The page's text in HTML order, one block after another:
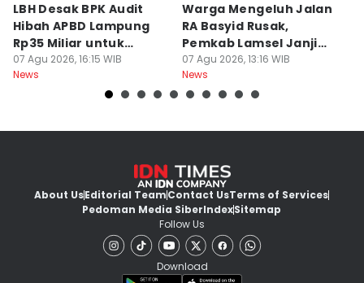
LBH Desak BPK Audit
Hibah APBD Lampung
Rp35 Miliar untuk
Kejaksaan
07 Agu 2026, 16:15 WIB
News
Warga Mengeluh Jalan
RA Basyid Rusak,
Pemkab Lamsel Janji
Segera Perbaiki
07 Agu 2026, 13:16 WIB
News
About UsEditorial TeamContact UsTerms of Services
Pedoman Media SiberIndexSitemap
Follow Us
Download